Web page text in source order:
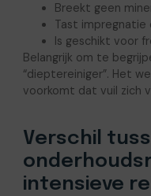
Breekt geen
Tast impregnatie
Is geschikt voor
Belangrijk om te
“dieptereiniger”. Het
voorkomt dat vuil zich
Verschil
intensieve